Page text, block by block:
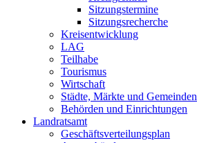
Sitzungstermine
Sitzungsrecherche
Kreisentwicklung
LAG
Teilhabe
Tourismus
Wirtschaft
Städte, Märkte und Gemeinden
Behörden und Einrichtungen
Landratsamt
Geschäftsverteilungsplan